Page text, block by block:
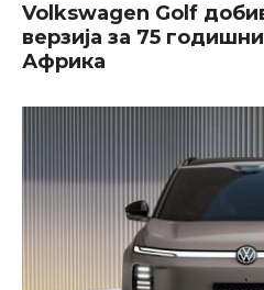
Volkswagen Golf
верзија за 75
Африка